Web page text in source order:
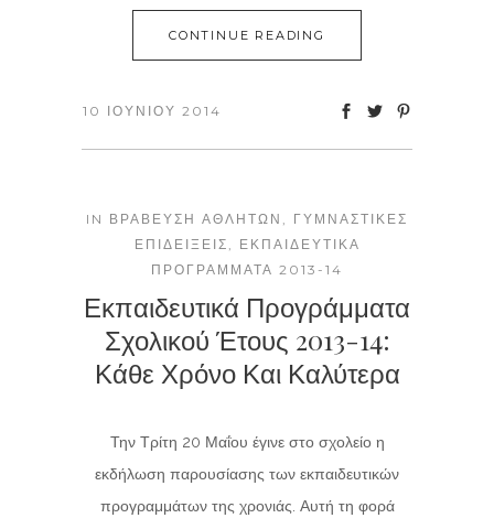
CONTINUE READING
10 ΙΟΥΝΊΟΥ 2014
IN ΒΡΆΒΕΥΣΗ ΑΘΛΗΤΏΝ , ΓΥΜΝΑΣΤΙΚΈΣ
ΕΠΙΔΕΊΞΕΙΣ , ΕΚΠΑΙΔΕΥΤΙΚΆ
ΠΡΟΓΡΆΜΜΑΤΑ 2013-14
Εκπαιδευτικά Προγράμματα
Σχολικού Έτους 2013-14:
Κάθε Χρόνο Και Καλύτερα
Την Τρίτη 20 Μαΐου έγινε στο σχολείο η
εκδήλωση παρουσίασης των εκπαιδευτικών
προγραμμάτων της χρονιάς. Αυτή τη φορά